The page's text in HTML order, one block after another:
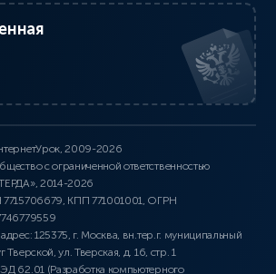
2009-2026
с ограниченной ответственностью
2014-2026
КПП 771001001, ОГРН
125375, г. Москва, вн.тер.г. муниципальный
Тверской, ул. Тверская, д. 16, стр. 1
62.01 (Разработка компьютерного